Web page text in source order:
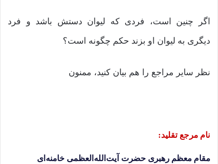
اگر چنین است، فردی که لیوان دستش باشد و فرد
دیگری به لیوان او بزند حکم چگونه است؟
نظر سایر مراجع را هم بیان کنید، ممنون
نام مرجع تقلید:
مقام معظم رهبری حضرت آیت‌الله‌العظمی خامنه‌ای